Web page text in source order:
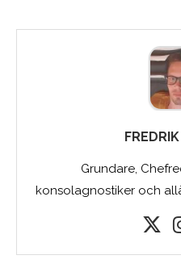
Grundare,
konsolagnostiker och